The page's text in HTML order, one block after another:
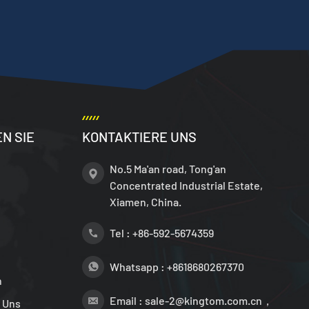
SIE
KONTAKTIERE UNS
No.5 Ma'an road, Tong'an
Concentrated Industrial Estate,
Xiamen, China.
Tel : +86-592-5674359
Whatsapp : +8618680267370
Email : sale-2@kingtom.com.cn，